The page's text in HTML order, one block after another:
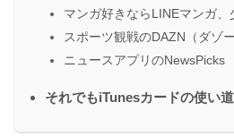
マンガ好きならLINEマンガ、
スポーツ観戦のDAZN（ダゾー
ニュースアプリのNewsPicks
それでもiTunesカードの使い